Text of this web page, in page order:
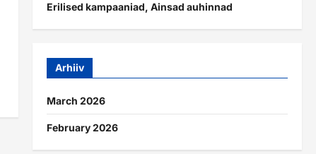
Erilised kampaaniad, Ainsad auhinnad
Arhiiv
March 2026
February 2026